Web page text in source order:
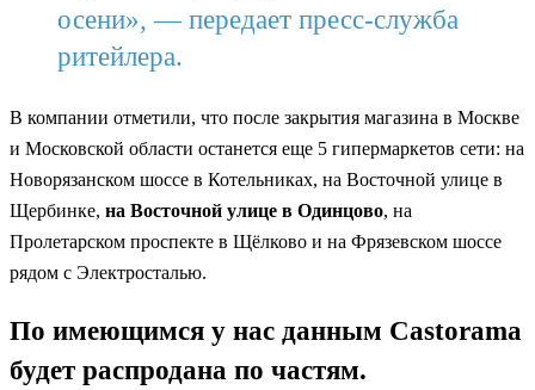
осени», — передает пресс-служба
ритейлера.
В компании отметили, что после закрытия магазина в Москве
и Московской области останется еще 5 гипермаркетов сети: на
Новорязанском шоссе в Котельниках, на Восточной улице в
Щербинке, на Восточной улице в Одинцово, на
Пролетарском проспекте в Щёлково и на Фрязевском шоссе
рядом с Электросталью.
По имеющимся у нас данным Castorama
будет распродана по частям.